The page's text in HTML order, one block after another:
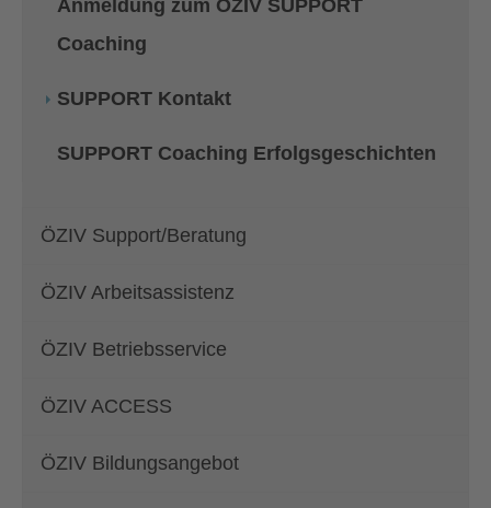
Anmeldung zum ÖZIV SUPPORT
Coaching
SUPPORT Kontakt
SUPPORT Coaching Erfolgsgeschichten
ÖZIV Support/Beratung
ÖZIV Arbeitsassistenz
ÖZIV Betriebsservice
ÖZIV ACCESS
ÖZIV Bildungsangebot